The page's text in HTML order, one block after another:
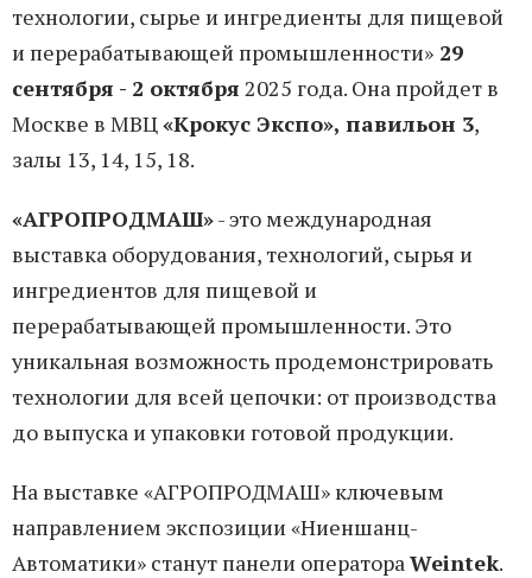
технологии, сырье и ингредиенты для пищевой
и перерабатывающей промышленности» 29
сентября - 2 октября 2025 года. Она пройдет в
Москве в МВЦ«Крокус Экспо», павильон 3,
залы 13, 14, 15, 18.
«АГРОПРОДМАШ»- это международная
выставка оборудования, технологий, сырья и
ингредиентов для пищевой и
перерабатывающей промышленности. Это
уникальная возможность продемонстрировать
технологии для всей цепочки: от производства
до выпуска и упаковки готовой продукции.
На выставке «АГРОПРОДМАШ» ключевым
направлением экспозиции «Ниеншанц-
Автоматики» станут панели оператора Weintek.